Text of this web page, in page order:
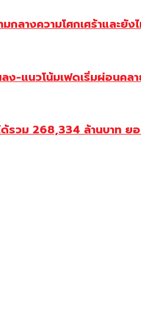
ลางความโศกเศร้าและยัง
-แนวโน้มเฟดเริ่มผ่อนคล
วม 268,334 ล้านบาท ย